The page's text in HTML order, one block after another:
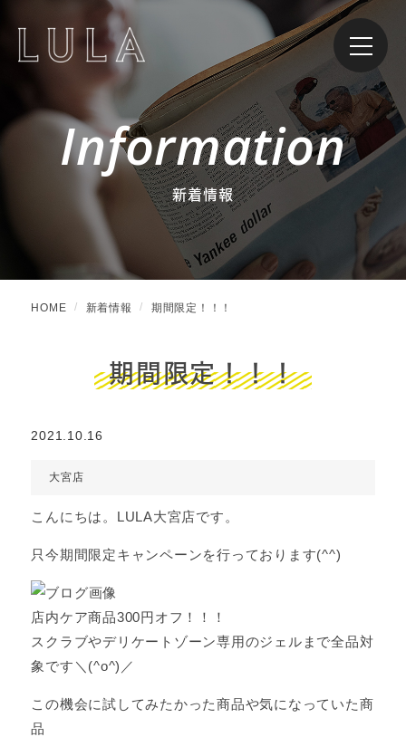
Information
新着情報
HOME 新着情報 期間限定！！！
期間限定！！！
2021.10.16
大宮店
こんにちは。LULA大宮店です。
只今期間限定キャンペーンを行っております(^^)
店内ケア商品300円オフ！！！
スクラブやデリケートゾーン専用のジェルまで全品対
象です＼(^o^)／
この機会に試してみたかった商品や気になっていた商
品